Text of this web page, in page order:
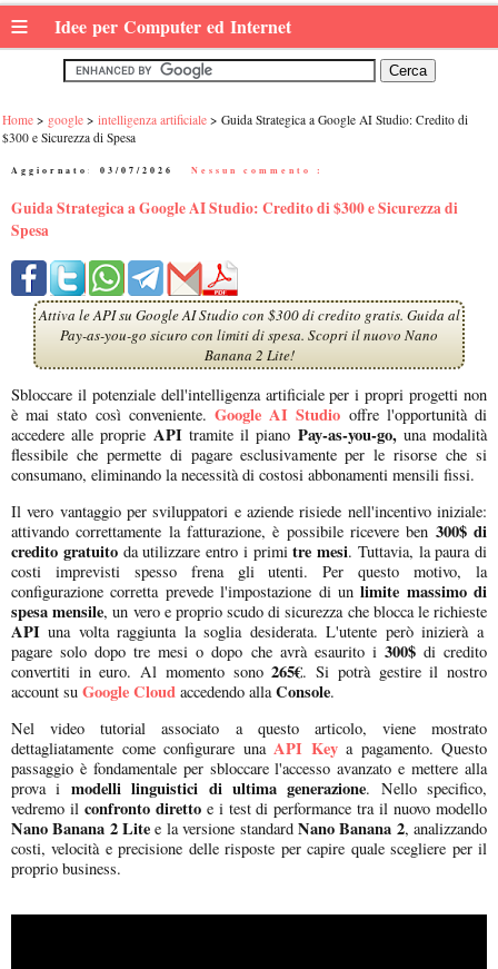
≡ Idee per Computer ed Internet
Home google intelligenza artificiale
Guida Strategica a Google AI Studio: Credito di
$300 e Sicurezza di Spesa
Aggiornato: 03/07/2026 Nessun commento :
Guida Strategica a Google AI Studio: Credito di $300 e Sicurezza di
Spesa
Attiva le API su Google AI Studio con $300 di credito gratis. Guida al
Pay-as-you-go sicuro con limiti di spesa. Scopri il nuovo Nano
Banana 2 Lite!
Sbloccare il potenziale dell'intelligenza artificiale per i propri progetti non
è mai stato così conveniente. Google AI Studio offre l'opportunità di
accedere alle proprie API tramite il piano Pay-as-you-go,una modalità
flessibile che permette di pagare esclusivamente per le risorse che si
consumano, eliminando la necessità di costosi abbonamenti mensili fissi.
Il vero vantaggio per sviluppatori e aziende risiede nell'incentivo iniziale:
attivando correttamente la fatturazione, è possibile ricevere ben 300$ di
credito gratuitoda utilizzare entro i primitre mesi. Tuttavia, la paura di
costi imprevisti spesso frena gli utenti. Per questo motivo, la
configurazione corretta prevede l'impostazione di unlimite massimo di
spesa mensile, un vero e proprio scudo di sicurezza che blocca le richieste
API una volta raggiunta la soglia desiderata. L'utente però inizierà a
pagare solo dopo tre mesi o dopo che avrà esaurito i 300$di credito
convertiti in euro. Al momento sono265€. Si potrà gestire il nostro
account su Google Cloud accedendo allaConsole.
Nel video tutorial associato a questo articolo, viene mostrato
dettagliatamente come configurare una API Keya pagamento. Questo
passaggio è fondamentale per sbloccare l'accesso avanzato e mettere alla
prova i modelli linguistici di ultima generazione. Nello specifico,
vedremo il confronto diretto e i test di performance tra il nuovo modello
Nano Banana 2 Lite e la versione standard Nano Banana 2, analizzando
costi, velocità e precisione delle risposte per capire quale scegliere per il
proprio business.